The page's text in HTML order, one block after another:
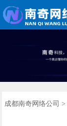
成都南奇网络公司 >